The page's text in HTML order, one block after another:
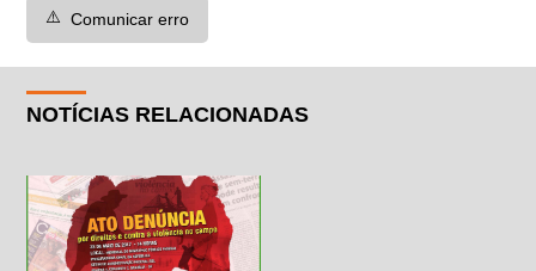
⚠️ Comunicar erro
NOTÍCIAS RELACIONADAS